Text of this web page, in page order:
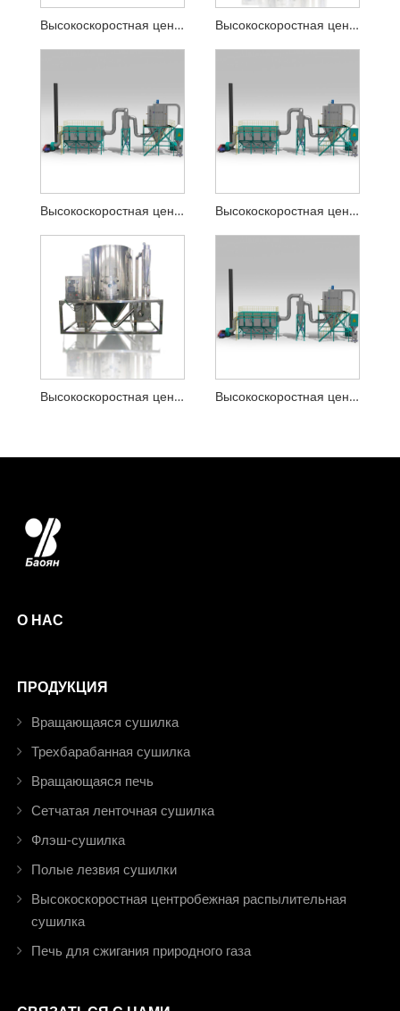
Высокоскоростная центробежная распылительная сушилка для растворов растений Высокоскоростная центробежная распылительная сушилка для аминокислот
Высокоскоростная центробежная распылительная сушилка для охотничьей кровяной муки Высокоскоростная центробежная распылительная сушилка для оксида магния
Высокоскоростная центробежная распылительная сушилка для пектина Высокоскоростная центробежная распылительная сушилка для химического маточного раствора
О НАС
ПРОДУКЦИЯ
Вращающаяся сушилка
Трехбарабанная сушилка
Вращающаяся печь
Сетчатая ленточная сушилка
Флэш-сушилка
Полые лезвия сушилки
Высокоскоростная центробежная распылительная
сушилка
Печь для сжигания природного газа